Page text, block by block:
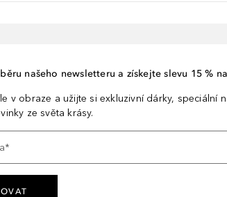
našeho newsletteru a získejte slevu 15 %
v obraze a užijte si exkluzivní dárky, speciální
ze světa krásy.
*